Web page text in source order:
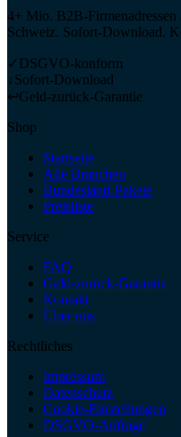
4+ Mio. B2B-Firmenadressen
Schweiz. Sofort-Download.
✓ DSGVO-konform
↓Sofort-Download
↩Geld-zurück-Garantie
Shop
Startseite
Alle Branchen
Bundesland-Pakete
Preisliste
Service
FAQ
Geld-zurück-Garantie
Kontakt
Über uns
Rechtliches
Impressum
Datenschutz
Cookie-Einstellungen
DSGVO-Anfrage